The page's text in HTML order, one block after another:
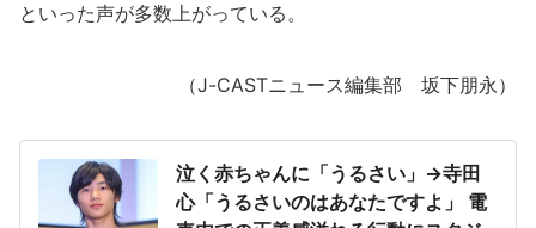
といった声が多数上がっている。
（J-CASTニュース編集部 坂下朋永）
泣く赤ちゃんに「うるさい」→寺田
心「うるさいのはあなたですよ」 電